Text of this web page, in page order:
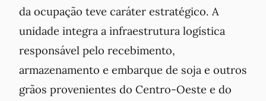
da ocupação teve caráter estratégico. A
unidade integra a infraestrutura logística
responsável pelo recebimento,
armazenamento e embarque de soja e outros
grãos provenientes do Centro-Oeste e do